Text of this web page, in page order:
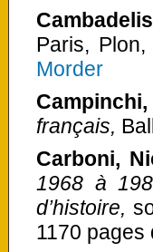
Paris,
Morder
français,
Carboni,
1968 à
d’histoire,
1170 pages